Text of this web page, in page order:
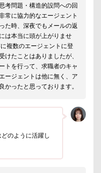
考問題・構造的設問への回
常に協力的なエージェント
た時、深夜でもメールの返
は本当に頭が上がりませ
複数のエージェントに登
けたことはありましたが、
トを行って、求職者のキャ
ージェントは他に無く、ア
かったと思っております。
のように活躍し